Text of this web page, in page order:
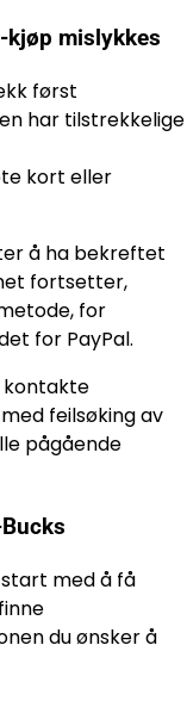
kjøp mislykkes
først
har tilstrekkelige
kort eller
å ha bekreftet
fortsetter,
for
for PayPal.
kontakte
feilsøking av
pågående
med å få
du ønsker å